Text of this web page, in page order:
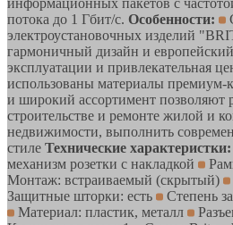
потока до 1 Гбит/с. Особенности:
электроустановочных изделий
гармоничный дизайн и
эксплуатации и привлекательная
использованы материалы премиум-
и широкий ассортимент позволяют
строительстве и ремонте жилой и
недвижимости, выполнить
стиле Технические характеристки:
механизм розетки с накладкой
Монтаж: встраиваемый (скрытый)
Защитные шторки: есть
Степень
Материал: пластик, металл